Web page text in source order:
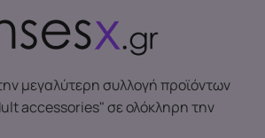
μεγαλύτερη συλλογή προϊόντων
accessories" σε ολόκληρη την